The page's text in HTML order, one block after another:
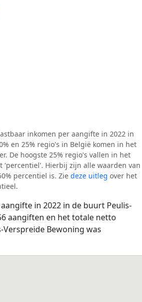
inkomen per aangifte in 2022 in
en 25% regio's in België komen in het
De hoogste 25% regio's vallen in het
'percentiel'. Hierbij zijn alle waarden van
percentiel is. Zie deze uitleg over het
in 2022 in de buurt Peulis-
aangiften en het totale netto
Bewoning was